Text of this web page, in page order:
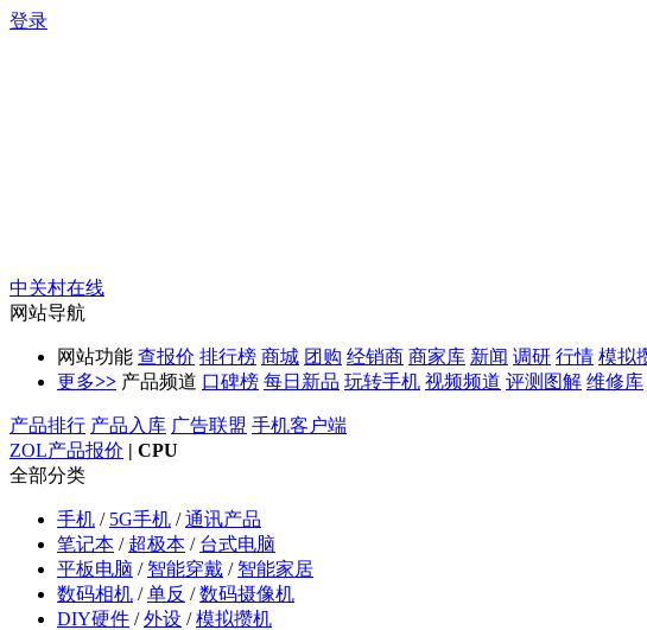
登录
中关村在线
网站导航
网站功能 查报价 排行榜 商城 团购 经销商 商家库 新闻 调研 行情 模拟
更多>> 产品频道 口碑榜 每日新品 玩转手机 视频频道 评测图解 维修库
产品排行 产品入库 广告联盟 手机客户端
ZOL产品报价 | CPU
全部分类
手机 / 5G手机 /通讯产品
笔记本 / 超极本 / 台式电脑
平板电脑 / 智能穿戴 / 智能家居
数码相机 /单反 /数码摄像机
DIY硬件 /外设 /模拟攒机